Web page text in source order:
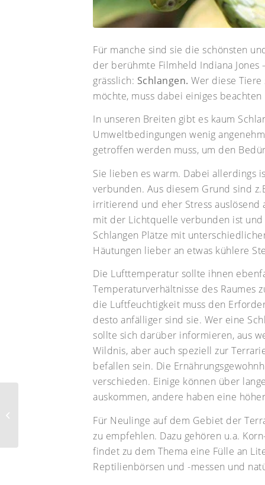
Für manche sind sie die schönsten
der berühmte Filmheld Indiana
grässlich: Schlangen. Wer diese
möchte, muss dabei einiges
In unseren Breiten gibt es kaum
Umweltbedingungen wenig
getroffen werden muss, um den
Sie lieben es warm. Dabei allerdings
verbunden. Aus diesem Grund sind
irritierend und eher Stress auslösend
mit der Lichtquelle verbunden ist
Schlangen Plätze mit
Häutungen lieber an etwas kühlere
Die Lufttemperatur sollte ihnen
Temperaturverhältnisse des Raumes
die Luftfeuchtigkeit muss den
desto anfälliger sind sie. Wer eine
sollte sich darüber informieren, aus
Wildnis, aber auch speziell zur
befallen sein. Die
verschieden. Einige können über
auskommen, andere haben eine
Für Neulinge auf dem Gebiet der
zu empfehlen. Dazu gehören u.a.
findet zu dem Thema eine Fülle an
Reptilienbörsen und -messen und